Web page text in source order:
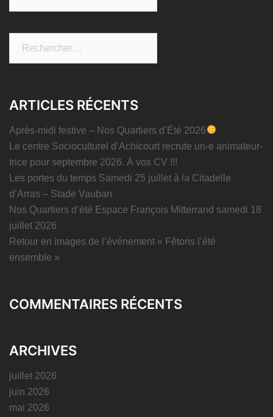
ARTICLES RÉCENTS
Après-midi festive – Nos Quartiers d’Été 2026
Le centre Socioculturel d’Achicourt recrute un-e animateur-
trice pour septembre 2026. À vos CV !!!
Les portes du temps Samedi 25 juillet à la Citadelle
d’Arras – Stade Vauban
Nos Quartiers d’été Espace François Mitterrand samedi 18
juillet 2026
Retour en images de l’événement « Fêtons l’été
ensemble »
COMMENTAIRES RÉCENTS
ARCHIVES
juillet 2026
juin 2026
mai 2026